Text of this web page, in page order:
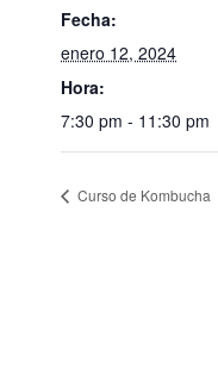
Fecha:
enero 12, 2024
Hora:
7:30 pm - 11:30 pm
Curso de Kombucha